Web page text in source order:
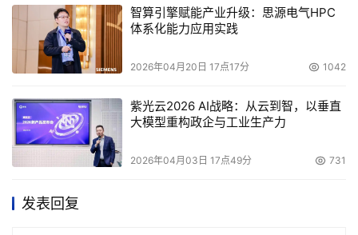
智算引擎赋能产业升级：思源电气HPC
体系化能力应用实践
2026年04月20日 17点17分 1042
紫光云2026 AI战略：从云到智，以垂直
大模型重构政企与工业生产力
2026年04月03日 17点49分 731
发表回复